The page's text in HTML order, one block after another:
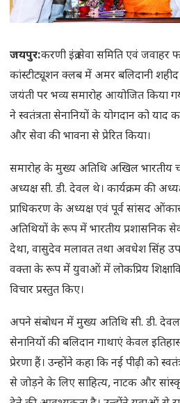
जयपुर:करणी इंद्र सेवा समिति एवं
कांस्टीट्यूशन क्लब में अमर बलिदानी
जयंती पर भव्य समारोह आयोजित किया
ने स्वतंत्रता सेनानियों के योगदान को याद
और सेवा की भावना से प्रेरित किया।
समारोह के मुख्य अतिथि अखिल भारतीय
अध्यक्ष सी. डी. देवल थे। कार्यक्रम की
प्राधिकरण के अध्यक्ष एवं पूर्व सांसद
अतिथियों के रूप में भारतीय प्रशासनिक
देथा, वासुदेव मलावत तथा अवधेश सिंह
वक्ता के रूप में युवाओं में लोकप्रिय
विचार प्रस्तुत किए।
अपने संबोधन में मुख्य अतिथि सी. डी. देवल
सेनानियों की बलिदान गाथाएं केवल इतिहास
प्रेरणा हैं। उन्होंने कहा कि नई पीढ़ी को
से जोड़ने के लिए साहित्य, नाटक और